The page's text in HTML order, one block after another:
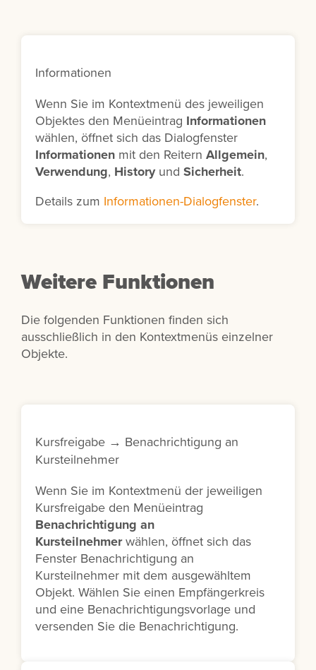
Informationen
Wenn Sie im Kontextmenü des jeweiligen
Objektes den Menüeintrag Informationen
wählen, öffnet sich das Dialogfenster
Informationen mit den Reitern Allgemein,
Verwendung, Historyund Sicherheit.
Details zum Informationen-Dialogfenster.
Weitere Funktionen
Die folgenden Funktionen finden sich
ausschließlich in den Kontextmenüs einzelner
Objekte.
Kursfreigabe → Benachrichtigung an
Kursteilnehmer
Wenn Sie im Kontextmenü der jeweiligen
Kursfreigabe den Menüeintrag
Benachrichtigung an
Kursteilnehmerwählen, öffnet sich das
Fenster Benachrichtigung an
Kursteilnehmer mit dem ausgewähltem
Objekt. Wählen Sie einen Empfängerkreis
und eine Benachrichtigungsvorlage und
versenden Sie die Benachrichtigung.